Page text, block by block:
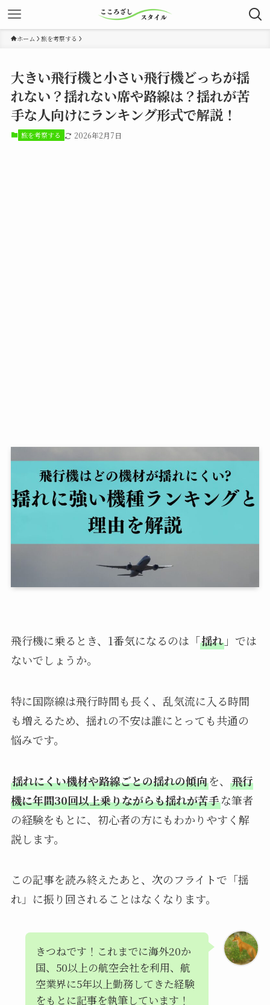
ホーム 旅を考察する
大きい飛行機と小さい飛行機どっちが揺
れない？揺れない席や路線は？揺れが苦
手な人向けにランキング形式で解説！
旅を考察する 2026年2月7日
飛行機に乗るとき、1番気になるのは「揺れ」では
ないでしょうか。
特に国際線は飛行時間も長く、乱気流に入る時間
も増えるため、揺れの不安は誰にとっても共通の
悩みです。
揺れにくい機材や路線ごとの揺れの傾向を、 飛行
機に年間30回以上乗りながらも揺れが苦手な筆者
の経験をもとに、初心者の方にもわかりやすく解
説します。
この記事を読み終えたあと、次のフライトで「揺
れ」に振り回されることはなくなります。
きつねです！これまでに海外20か
国、50以上の航空会社を利用、航
空業界に5年以上勤務してきた経験
をもとに記事を執筆しています！